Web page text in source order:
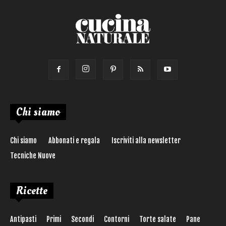
Chi siamo
Chi siamo Abbonati e regala
Iscriviti alla newsletter
Tecniche Nuove
Ricette
Antipasti Primi Secondi Contorni Torte salate Pane